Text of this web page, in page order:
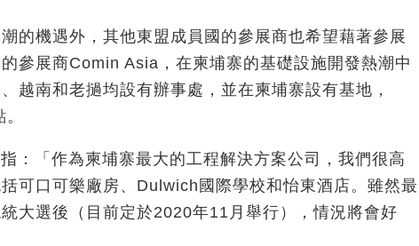
的機遇外，其他東盟成員國的參展商也希望藉著參展
參展商Comin Asia，在柬埔寨的基礎設施開發熱潮中
越南和老撾均設有辦事處，並在柬埔寨設有基地，
：「作為柬埔寨最大的工程解決方案公司，我們很高
可口可樂廠房、Dulwich國際學校和怡東酒店。雖然最
大選後（目前定於2020年11月舉行），情況將會好